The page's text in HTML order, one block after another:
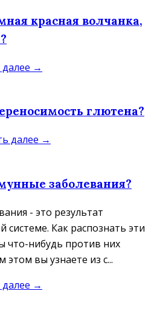
красная волчанка,
→
глютена?
далее →
заболевания?
- это результат
системе. Как распознать эти
что-нибудь против них
этом вы узнаете из с...
→